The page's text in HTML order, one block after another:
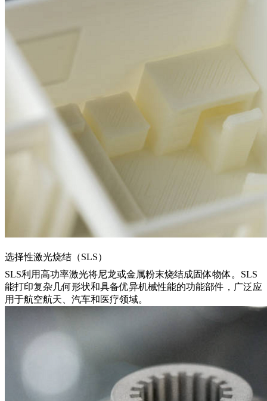
选择性激光烧结（SLS）
SLS利用高功率激光将尼龙或金属粉末烧结成固体物体。SLS
能打印复杂几何形状和具备优异机械性能的功能部件，广泛应
用于航空航天、汽车和医疗领域。